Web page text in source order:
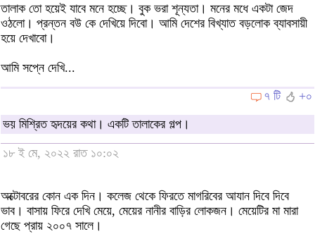
তালাক তো হয়েই যাবে মনে হচ্ছে। বুক ভরা শূন্যতা। মনের মধে একটা জেদ
ওঠলো। প্রন্তন বউ কে দেখিয়ে দিবো। আমি দেশের বিখ্যাত বড়লোক ব্যাবসায়ী
হয়ে দেখাবো।
আমি সপ্নে দেখি...
৭ টি
+০
ভয় মিশ্রিত হৃদয়ের কথা। একটি তালাকের গল্প।
১৮ ই মে, ২০২২ রাত ১০:০২
অক্টোবরের কোন এক দিন। কলেজ থেকে ফিরতে মাগরিবের আযান দিবে দিবে
ভাব। বাসায় ফিরে দেখি মেয়ে, মেয়ের নানীর বাড়ির লোকজন। মেয়েটির মা মারা
গেছে প্রায় ২০০৭ সালে।